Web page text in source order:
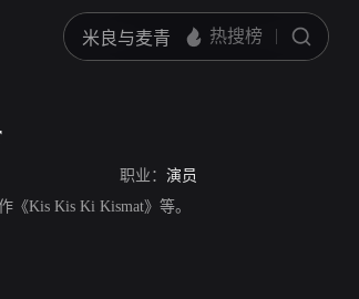
职业： 演员
《Kis Kis Ki Kismat》等。